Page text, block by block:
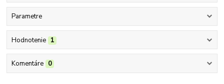
Parametre
Hodnotenie 1
Komentáre 0